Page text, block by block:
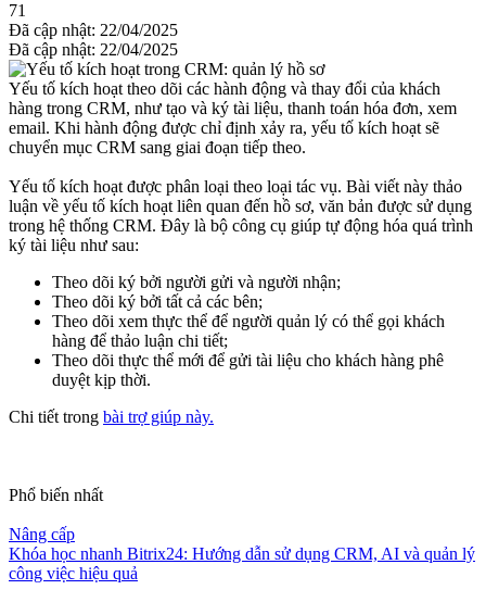
71
Đã cập nhật: 22/04/2025
Đã cập nhật: 22/04/2025
Yếu tố kích hoạt theo dõi các hành động và thay đổi của khách
hàng trong CRM, như tạo và ký tài liệu, thanh toán hóa đơn, xem
email. Khi hành động được chỉ định xảy ra, yếu tố kích hoạt sẽ
chuyển mục CRM sang giai đoạn tiếp theo.
Yếu tố kích hoạt được phân loại theo loại tác vụ. Bài viết này thảo
luận về yếu tố kích hoạt liên quan đến hồ sơ, văn bản được sử dụng
trong hệ thống CRM. Đây là bộ công cụ giúp tự động hóa quá trình
ký tài liệu như sau:
Theo dõi ký bởi người gửi và người nhận;
Theo dõi ký bởi tất cả các bên;
Theo dõi xem thực thể để người quản lý có thể gọi khách
hàng để thảo luận chi tiết;
Theo dõi thực thể mới để gửi tài liệu cho khách hàng phê
duyệt kịp thời.
Chi tiết trong bài trợ giúp này.
Phổ biến nhất
Nâng cấp
Khóa học nhanh Bitrix24: Hướng dẫn sử dụng CRM, AI và quản lý
công việc hiệu quả